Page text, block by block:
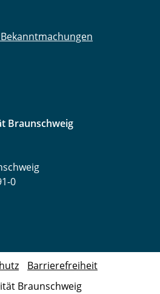
Braunschweig
0
Braunschweig
Barrierefreiheit